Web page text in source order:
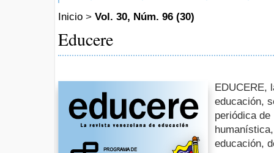
Inicio > Vol. 30, Núm. 96 (30)
Educere
EDUCERE,
educación,
periódica
educación,